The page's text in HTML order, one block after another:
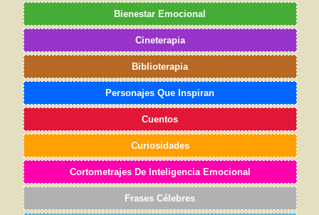
Bienestar Emocional
Cineterapia
Biblioterapia
Personajes Que Inspiran
Cuentos
Curiosidades
Cortometrajes De Inteligencia Emocional
Frases Célebres